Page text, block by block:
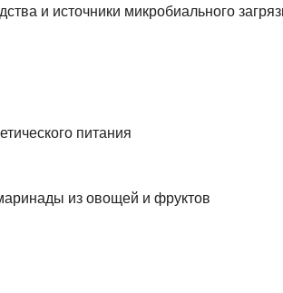
и источники микробиального
питания
из овощей и фруктов